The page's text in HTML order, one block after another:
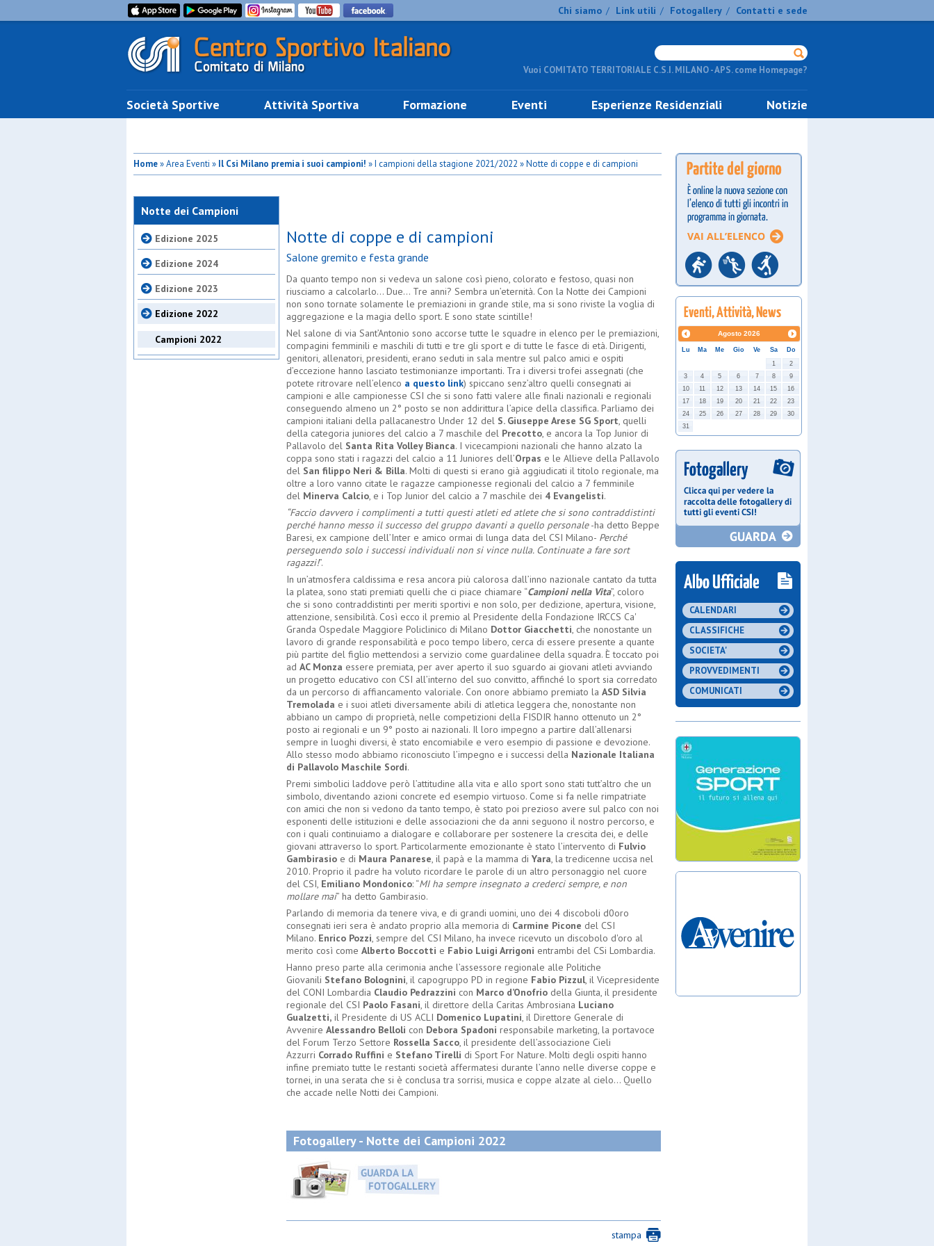
Chi siamo / Link utili / Fotogallery / Contatti e sede
Vuoi COMITATO TERRITORIALE C.S.I. MILANO - APS. come Homepage?
Società Sportive Attività Sportiva Formazione Eventi Esperienze Residenziali Notizie
Home» Area Eventi » Il Csi Milano premia i suoi campioni! » I campioni della stagione 2021/2022 » Notte di coppe e di campioni
Notte dei Campioni
Edizione 2025
Edizione 2024
Edizione 2023
Edizione 2022
Campioni 2022
Notte di coppe e di campioni
Salone gremito e festa grande
Da quanto tempo non si vedeva un salone così pieno, colorato e festoso, quasi non
riusciamo a calcolarlo… Due… Tre anni? Sembra un’eternità. Con la Notte dei Campioni
non sono tornate solamente le premiazioni in grande stile, ma si sono riviste la voglia di
aggregazione e la magia dello sport. E sono state scintille!
Nel salone di via Sant’Antonio sono accorse tutte le squadre in elenco per le premiazioni,
compagini femminili e maschili di tutti e tre gli sport e di tutte le fasce di età. Dirigenti,
genitori, allenatori, presidenti, erano seduti in sala mentre sul palco amici e ospiti
d’eccezione hanno lasciato testimonianze importanti. Tra i diversi trofei assegnati (che
potete ritrovare nell’elenco a questo link) spiccano senz’altro quelli consegnati ai
campioni e alle campionesse CSI che si sono fatti valere alle finali nazionali e regionali
conseguendo almeno un 2° posto se non addirittura l’apice della classifica. Parliamo dei
campioni italiani della pallacanestro Under 12 del S. Giuseppe Arese SG Sport, quelli
della categoria juniores del calcio a 7 maschile del Precotto, e ancora la Top Junior di
Pallavolo del Santa Rita Volley Bianca. I vicecampioni nazionali che hanno alzato la
coppa sono stati i ragazzi del calcio a 11 Juniores dell’Orpas e le Allieve della Pallavolo
del San filippo Neri & Billa. Molti di questi si erano già aggiudicati il titolo regionale, ma
oltre a loro vanno citate le ragazze campionesse regionali del calcio a 7 femminile
del Minerva Calcio, e i Top Junior del calcio a 7 maschile dei 4 Evangelisti.
“Faccio davvero i complimenti a tutti questi atleti ed atlete che si sono contraddistinti
perché hanno messo il successo del gruppo davanti a quello personale-ha detto Beppe
Baresi, ex campione dell’Inter e amico ormai di lunga data del CSI Milano- Perché
perseguendo solo i successi individuali non si vince nulla. Continuate a fare sort
ragazzi!”.
In un’atmosfera caldissima e resa ancora più calorosa dall’inno nazionale cantato da tutta
la platea, sono stati premiati quelli che ci piace chiamare “Campioni nella Vita”, coloro
che si sono contraddistinti per meriti sportivi e non solo, per dedizione, apertura, visione,
attenzione, sensibilità. Così ecco il premio al Presidente della Fondazione IRCCS Ca'
Granda Ospedale Maggiore Policlinico di Milano Dottor Giacchetti, che nonostante un
lavoro di grande responsabilità e poco tempo libero, cerca di essere presente a quante
più partite del figlio mettendosi a servizio come guardalinee della squadra. È toccato poi
ad AC Monza essere premiata, per aver aperto il suo sguardo ai giovani atleti avviando
un progetto educativo con CSI all’interno del suo convitto, affinché lo sport sia corredato
da un percorso di affiancamento valoriale. Con onore abbiamo premiato la ASD Silvia
Tremolada e i suoi atleti diversamente abili di atletica leggera che, nonostante non
abbiano un campo di proprietà, nelle competizioni della FISDIR hanno ottenuto un 2°
posto ai regionali e un 9° posto ai nazionali. Il loro impegno a partire dall’allenarsi
sempre in luoghi diversi, è stato encomiabile e vero esempio di passione e devozione.
Allo stesso modo abbiamo riconosciuto l’impegno e i successi della Nazionale Italiana
di Pallavolo Maschile Sordi.
Premi simbolici laddove però l’attitudine alla vita e allo sport sono stati tutt’altro che un
simbolo, diventando azioni concrete ed esempio virtuoso. Come si fa nelle rimpatriate
con amici che non si vedono da tanto tempo, è stato poi prezioso avere sul palco con noi
esponenti delle istituzioni e delle associazioni che da anni seguono il nostro percorso, e
con i quali continuiamo a dialogare e collaborare per sostenere la crescita dei, e delle
giovani attraverso lo sport. Particolarmente emozionante è stato l’intervento di Fulvio
Gambirasio e di Maura Panarese, il papà e la mamma di Yara, la tredicenne uccisa nel
2010. Proprio il padre ha voluto ricordare le parole di un altro personaggio nel cuore
del CSI, Emiliano Mondonico: “MI ha sempre insegnato a crederci sempre, e non
mollare mai” ha detto Gambirasio.
Parlando di memoria da tenere viva, e di grandi uomini, uno dei 4 discoboli d0oro
consegnati ieri sera è andato proprio alla memoria di Carmine Picone del CSI
Milano. Enrico Pozzi, sempre del CSI Milano, ha invece ricevuto un discobolo d'oro al
merito così come Alberto Boccotti e Fabio Luigi Arrigoni entrambi del CSi Lombardia.
Hanno preso parte alla cerimonia anche l’assessore regionale alle Politiche
Giovanili Stefano Bolognini, il capogruppo PD in regione Fabio Pizzul, il Vicepresidente
del CONI Lombardia Claudio Pedrazzini con Marco d’Onofrio della Giunta, il presidente
regionale del CSI Paolo Fasani, il direttore della Caritas Ambrosiana Luciano
Gualzetti, il Presidente di US ACLI Domenico Lupatini, il Direttore Generale di
Avvenire Alessandro Belloli con Debora Spadoni responsabile marketing, la portavoce
del Forum Terzo Settore Rossella Sacco, il presidente dell’associazione Cieli
Azzurri Corrado Ruffini e Stefano Tirelli di Sport For Nature. Molti degli ospiti hanno
infine premiato tutte le restanti società affermatesi durante l’anno nelle diverse coppe e
tornei, in una serata che si è conclusa tra sorrisi, musica e coppe alzate al cielo… Quello
che accade nelle Notti dei Campioni.
Fotogallery - Notte dei Campioni 2022
stampa
Agosto 2026
Lu Ma Me Gio Ve Sa
Do
1
2
3
4 5 6 7 8
9
10
11 12 13 14 15
16
17
18 19 20 21 22
23
24
25 26 27 28 29
30
31
CALENDARI
CLASSIFICHE
SOCIETA'
PROVVEDIMENTI
COMUNICATI